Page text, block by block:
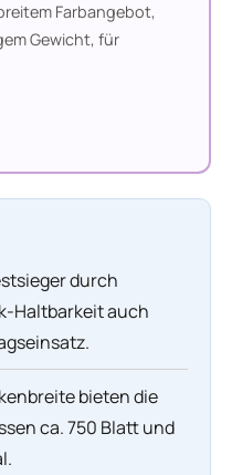
Farbangebot,
Gewicht, für
durch
Haltbarkeit auch
bieten die
ca. 750 Blatt und